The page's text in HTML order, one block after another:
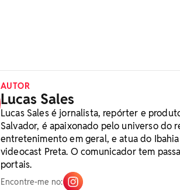
AUTOR
Lucas Sales
Lucas Sales é jornalista, repórter e
Salvador, é apaixonado pelo universo do
entretenimento em geral, e atua do
videocast Preta. O comunicador tem
portais.
Encontre-me no: